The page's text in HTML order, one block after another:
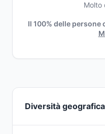
Molto
Il 100% delle
Diversità geografica